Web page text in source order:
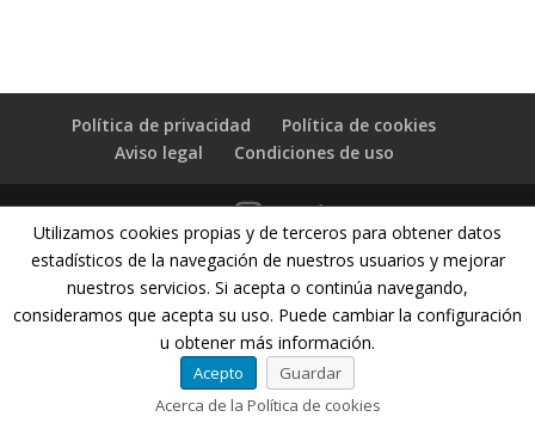
Política de privacidad
Política de cookies
Aviso legal
Condiciones de uso
© Copyright 2020 - Mariana Santamaria | Minfulness
Emocional
Diseñado por:Doce más Una
Utilizamos cookies propias y de terceros para obtener datos
estadísticos de la navegación de nuestros usuarios y mejorar
nuestros servicios. Si acepta o continúa navegando,
consideramos que acepta su uso. Puede cambiar la configuración
u obtener más información.
Acepto
Guardar
Acerca de la Política de cookies